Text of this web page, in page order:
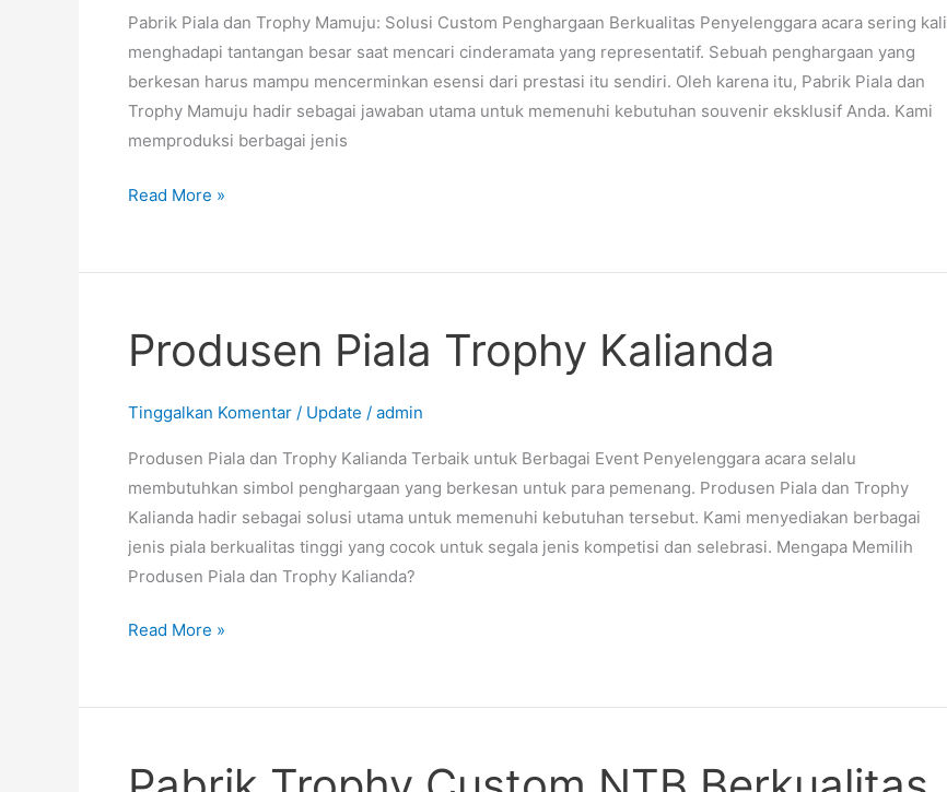
Pabrik Piala dan Trophy Mamuju: Solusi Custom Penghargaan Berkualitas Penyelenggara acara sering kali
menghadapi tantangan besar saat mencari cinderamata yang representatif. Sebuah penghargaan yang
berkesan harus mampu mencerminkan esensi dari prestasi itu sendiri. Oleh karena itu, Pabrik Piala dan
Trophy Mamuju hadir sebagai jawaban utama untuk memenuhi kebutuhan souvenir eksklusif Anda. Kami
memproduksi berbagai jenis
Read More »
Produsen Piala Trophy Kalianda
Tinggalkan Komentar / Update / admin
Produsen Piala dan Trophy Kalianda Terbaik untuk Berbagai Event Penyelenggara acara selalu
membutuhkan simbol penghargaan yang berkesan untuk para pemenang. Produsen Piala dan Trophy
Kalianda hadir sebagai solusi utama untuk memenuhi kebutuhan tersebut. Kami menyediakan berbagai
jenis piala berkualitas tinggi yang cocok untuk segala jenis kompetisi dan selebrasi. Mengapa Memilih
Produsen Piala dan Trophy Kalianda?
Produsen
Piala
Kalianda
Read More »
Pabrik